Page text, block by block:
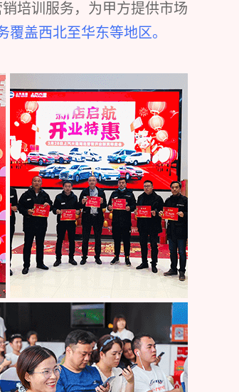
培训服务，为甲方提供市场
覆盖西北至华东等地区。